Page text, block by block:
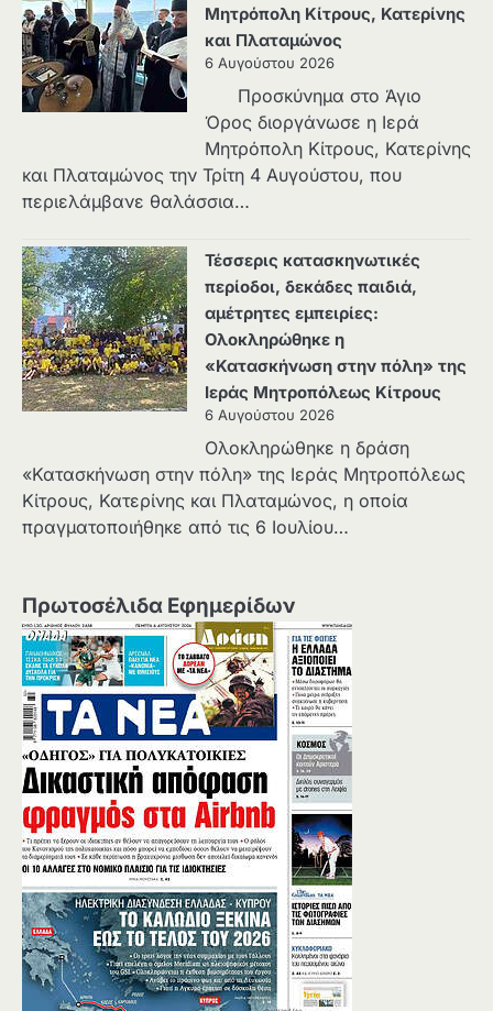
Μητρόπολη Κίτρους, Κατερίνης
και Πλαταμώνος
6 Αυγούστου 2026
Προσκύνημα στο Άγιο
Όρος διοργάνωσε η Ιερά
Μητρόπολη Κίτρους, Κατερίνης
και Πλαταμώνος την Τρίτη 4 Αυγούστου, που
περιελάμβανε θαλάσσια…
Τέσσερις κατασκηνωτικές
περίοδοι, δεκάδες παιδιά,
αμέτρητες εμπειρίες:
Ολοκληρώθηκε η
«Κατασκήνωση στην πόλη» της
Ιεράς Μητροπόλεως Κίτρους
6 Αυγούστου 2026
Ολοκληρώθηκε η δράση
«Κατασκήνωση στην πόλη» της Ιεράς Μητροπόλεως
Κίτρους, Κατερίνης και Πλαταμώνος, η οποία
πραγματοποιήθηκε από τις 6 Ιουλίου…
Πρωτοσέλιδα Εφημερίδων